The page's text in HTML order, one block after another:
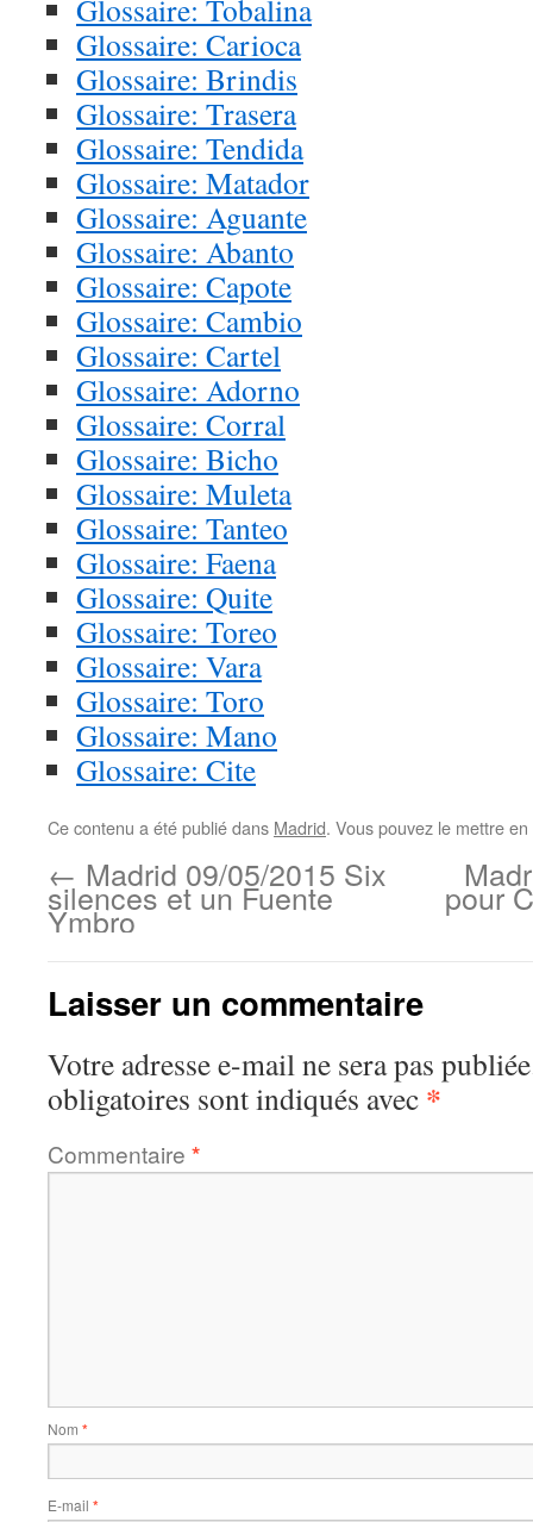
Glossaire: Tobalina
Glossaire: Carioca
Glossaire: Brindis
Glossaire: Trasera
Glossaire: Tendida
Glossaire: Matador
Glossaire: Aguante
Glossaire: Abanto
Glossaire: Capote
Glossaire: Cambio
Glossaire: Cartel
Glossaire: Adorno
Glossaire: Corral
Glossaire: Bicho
Glossaire: Muleta
Glossaire: Tanteo
Glossaire: Faena
Glossaire: Quite
Glossaire: Toreo
Glossaire: Vara
Glossaire: Toro
Glossaire: Mano
Glossaire: Cite
Ce contenu a été publié dans Madrid. Vous pouvez le mettre
← Madrid 09/05/2015 Six
silences et un Fuente
Ymbro
pour
Laisser un commentaire
Votre adresse e-mail ne sera pas
obligatoires sont indiqués avec *
Commentaire *
Nom *
E-mail *